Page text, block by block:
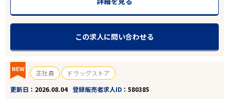
この求人に問い合わせる
NEW 正社員
ドラッグストア
更新日
2026.08.04 登録販売者求人ID 580385